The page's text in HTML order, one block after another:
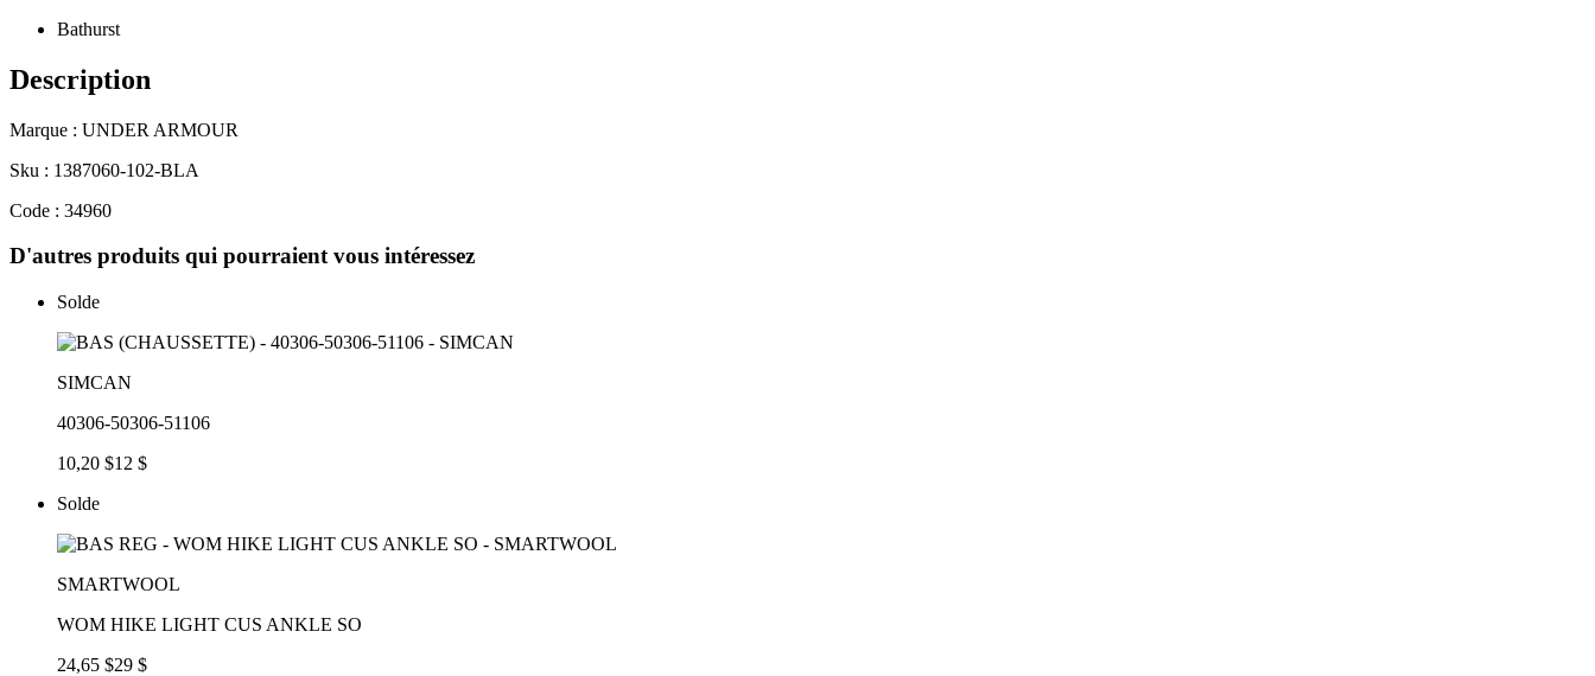
Bathurst
Description
Marque : UNDER ARMOUR
Sku : 1387060-102-BLA
Code : 34960
D'autres produits qui pourraient vous intéressez
Solde
SIMCAN
40306-50306-51106
10,20 $12 $
Solde
SMARTWOOL
WOM HIKE LIGHT CUS ANKLE SO
24,65 $29 $